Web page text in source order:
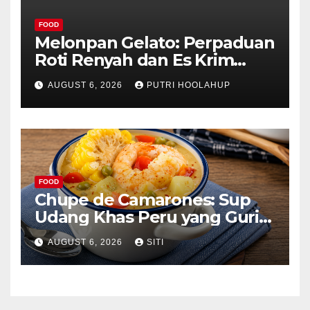
FOOD
Melonpan Gelato: Perpaduan
Roti Renyah dan Es Krim
Lembut yang Menggoda
AUGUST 6, 2026 PUTRI HOOLAHUP
FOOD
Chupe de Camarones: Sup
Udang Khas Peru yang Gurih
Lezat
AUGUST 6, 2026 SITI